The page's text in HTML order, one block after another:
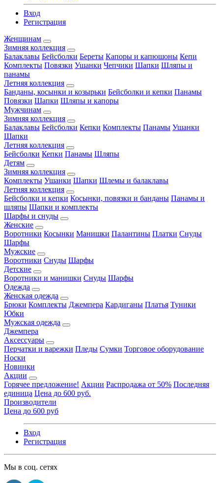
Вход
Регистрация
Женщинам
Зимняя коллекция
Балаклавы Бейсболки Береты Капоры и капюшоны Кепи
Комплекты Повязки Ушанки Чепчики Шапки Шляпы и
панамы
Летняя коллекция
Банданы, косынки и козырьки Бейсболки и кепки Панамы
Повязки Шапки Шляпы и капоры
Мужчинам
Зимняя коллекция
Балаклавы Бейсболки Кепки Комплекты Панамы Ушанки
Шапки
Летняя коллекция
Бейсболки Кепки Панамы Шляпы
Детям
Зимняя коллекция
Комплекты Ушанки Шапки Шлемы и балаклавы
Летняя коллекция
Бейсболки и кепки Косынки, повязки и банданы Панамы и
шляпы Шапки и комплекты
Шарфы и снуды
Женские
Воротники Косынки Манишки Палантины Платки Снуды
Шарфы
Мужские
Воротники Снуды Шарфы
Детские
Воротники и манишки Снуды Шарфы
Одежда
Женская одежда
Брюки Комплекты Джемпера Кардиганы Платья Туники
Юбки
Мужская одежда
Джемпера
Аксессуары
Перчатки и варежки Пледы Сумки Торговое оборудование
Носки
Новинки
Акции
Горячее предложение! Акции Распродажа от 50% Последняя
единица Цена до 600 руб.
Производители
Цена до 600 руб
Вход
Регистрация
Мы в соц. сетях